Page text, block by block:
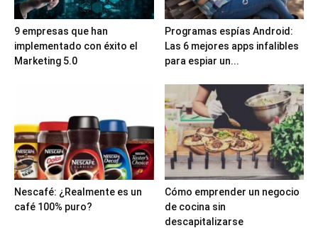
9 empresas que han
implementado con éxito el
Marketing 5.0
Programas espías Android:
Las 6 mejores apps infalibles
para espiar un...
Nescafé: ¿Realmente es un
café 100% puro?
Cómo emprender un negocio
de cocina sin
descapitalizarse